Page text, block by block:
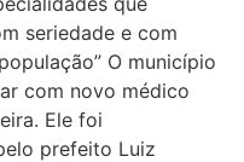
seriedade e com
O município
com novo médico
Ele foi
prefeito Luiz